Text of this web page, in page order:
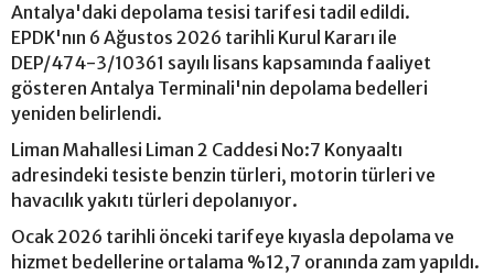
Antalya'daki depolama tesisi tarifesi tadil edildi.
EPDK'nın 6 Ağustos 2026 tarihli Kurul Kararı ile
DEP/474-3/10361 sayılı lisans kapsamında faaliyet
gösteren Antalya Terminali'nin depolama bedelleri
yeniden belirlendi.
Liman Mahallesi Liman 2 Caddesi No:7 Konyaaltı
adresindeki tesiste benzin türleri, motorin türleri ve
havacılık yakıtı türleri depolanıyor.
Ocak 2026 tarihli önceki tarifeye kıyasla depolama ve
hizmet bedellerine ortalama %12,7 oranında zam yapıldı.